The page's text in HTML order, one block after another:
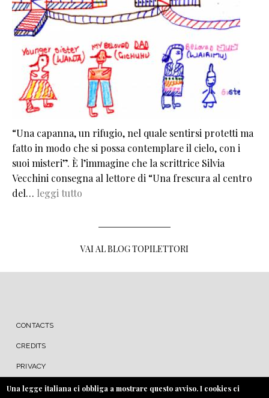
“Una capanna, un rifugio, nel quale sentirsi protetti ma
fatto in modo che si possa contemplare il cielo, con i
suoi misteri”. È l’immagine che la scrittrice Silvia
Vecchini consegna al lettore di “Una frescura al centro
del… leggi tutto
VAI AL BLOG TOPILETTORI
MENU FOOTER
CONTACTS
CREDITS
PRIVACY
COOKIE
Una legge italiana ci obbliga a mostrare questo avviso. I cookies ci